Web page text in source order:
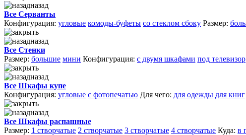
назад
Все Серванты
Конфигурация: угловые комоды-буфеты со стеклом сбоку Размер:
назад
Все Стенки
Размер: большие мини Конфигурация: с двумя шкафами под телевизор
назад
Все Шкафы купе
Конфигурация: угловые с фотопечатью Для чего: для одежды для книг
назад
Все Шкафы распашные
Размер: 1 створчатые 2 створчатые 3 створчатые 4 створчатые Куда: в